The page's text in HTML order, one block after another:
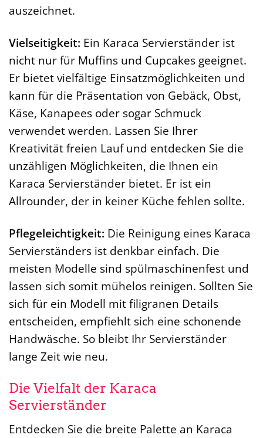
auszeichnet.
Vielseitigkeit: Ein Karaca Servierständer ist
nicht nur für Muffins und Cupcakes geeignet.
Er bietet vielfältige Einsatzmöglichkeiten und
kann für die Präsentation von Gebäck, Obst,
Käse, Kanapees oder sogar Schmuck
verwendet werden. Lassen Sie Ihrer
Kreativität freien Lauf und entdecken Sie die
unzähligen Möglichkeiten, die Ihnen ein
Karaca Servierständer bietet. Er ist ein
Allrounder, der in keiner Küche fehlen sollte.
Pflegeleichtigkeit: Die Reinigung eines Karaca
Servierständers ist denkbar einfach. Die
meisten Modelle sind spülmaschinenfest und
lassen sich somit mühelos reinigen. Sollten Sie
sich für ein Modell mit filigranen Details
entscheiden, empfiehlt sich eine schonende
Handwäsche. So bleibt Ihr Servierständer
lange Zeit wie neu.
Die Vielfalt der Karaca
Servierständer
Entdecken Sie die breite Palette an Karaca